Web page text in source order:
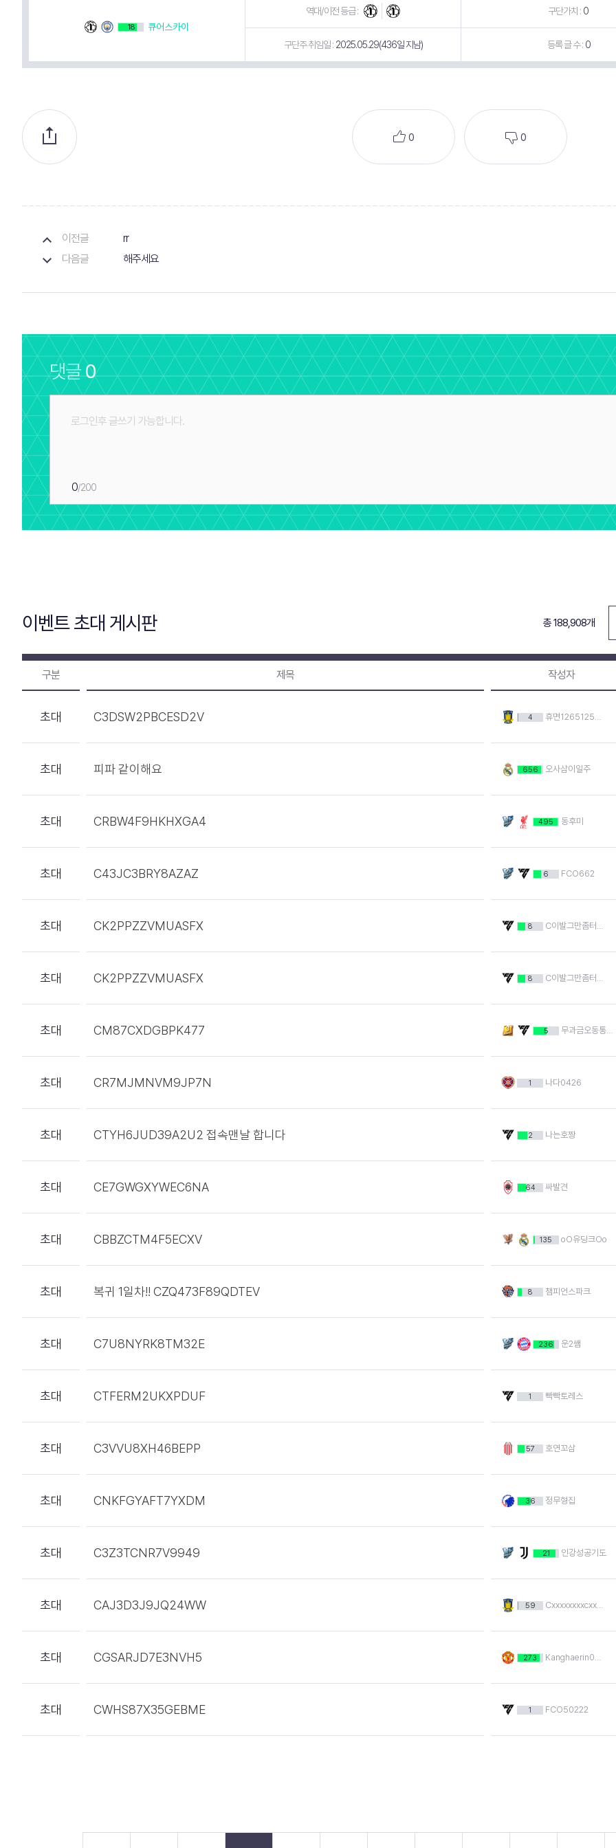
18 큐어스카이
역대/이전 등급 : 구단가치 : 0
구단주 취임일 : 2025.05.29(436일 지남) 등록 글 수 : 0
0 0
이전글
rr
다음글
해주세요
댓글0
0/200
이벤트 초대 게시판 총 188,908개
구분 제목 작성자
초대 C3DSW2PBCESD2V 4 휴면12651257078
초대 피파 같이해요 656 오사삼이일주
초대 CRBW4F9HKHXGA4 495 동후미
초대 C43JC3BRY8AZAZ 6 FCO662
초대 CK2PPZZVMUASFX 8 C이발그만좀터져
초대 CK2PPZZVMUASFX 8 C이발그만좀터져
초대 CM87CXDGBPK477 5 무과금오동통사버
초대 CR7MJMNVM9JP7N 1 나다0426
초대 CTYH6JUD39A2U2 접속맨날 합니다 2 나는호짱
초대 CE7GWGXYWEC6NA 64 싸발견
초대 CBBZCTM4F5ECXV 135 oO유딩크Oo
초대 복귀 1일차!! CZQ473F89QDTEV 8 챔피언스파크
초대 C7U8NYRK8TM32E 236 운2쌤
초대 CTFERM2UKXPDUF 1 빡빡토레스
초대 C3VVU8XH46BEPP 57 호연꼬삼
초대 CNKFGYAFT7YXDM 36 정무형집
초대 C3Z3TCNR7V9949 21 인강성공기도
초대 CAJ3D3J9JQ24WW 59 Cxxxxxxxxcxxxxxx
초대 CGSARJD7E3NVH5 273 Kanghaerin060515
초대 CWHS87X35GEBME 1 FCO50222